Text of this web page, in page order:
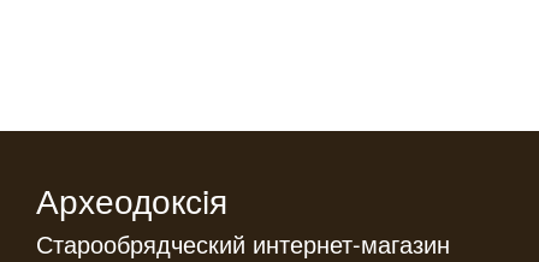
Археодоксiя
Старообрядческий интернет-магазин